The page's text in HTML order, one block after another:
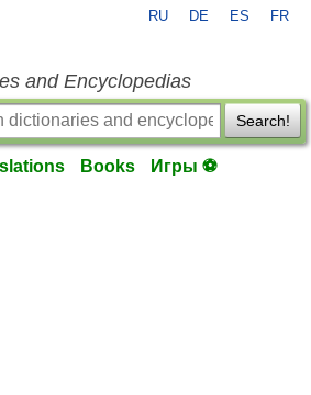
RU DE ES FR
and Encyclopedias
Search!
Books Игры ⚽